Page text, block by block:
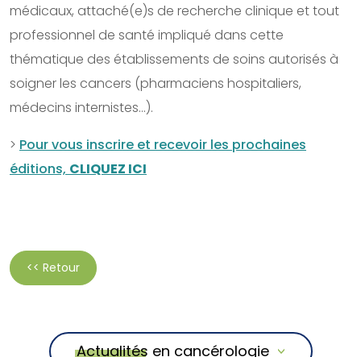
médicaux, attaché(e)s de recherche clinique et tout
professionnel de santé impliqué dans cette
thématique des établissements de soins autorisés à
soigner les cancers (pharmaciens hospitaliers,
médecins internistes…).
> Pour vous inscrire et recevoir les prochaines
éditions, CLIQUEZ ICI
<< Retour
Actualités en cancérologie